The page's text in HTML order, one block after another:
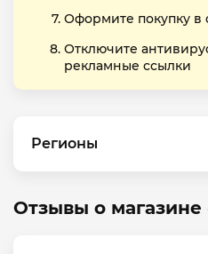
Оформите покупку в
Отключите
рекламные ссылки
Регионы
Отзывы о магазине